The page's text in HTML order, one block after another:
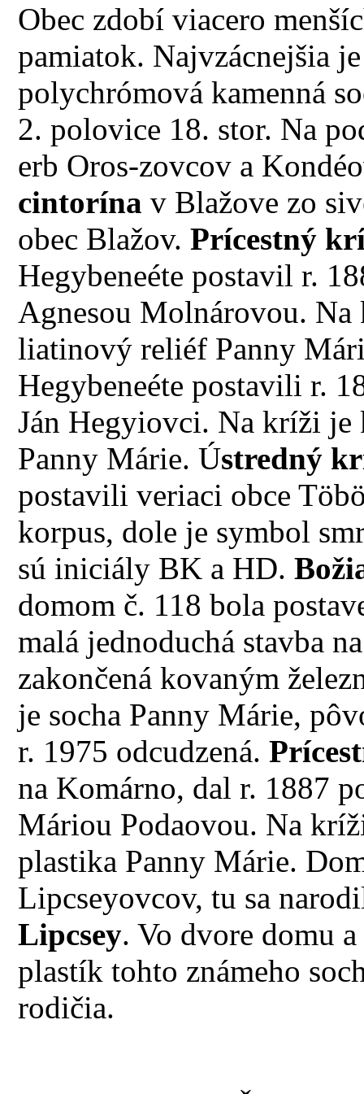
Obec zdobí viacero
pamiatok. Najvzácnejšia
polychrómová kamenná
2. polovice 18. stor. Na
erb Oros-zovcov a
cintorína v Blažove zo
obec Blažov.Prícestný
Hegybeneéte postavil r.
Agnesou Molnárovou.
liatinový reliéf Panny
Hegybeneéte postavili r.
Ján Hegyiovci. Na kríži je
Panny Márie. Ústredný
postavili veriaci obce
korpus, dole je symbol
sú iniciály BK a HD.
domom č. 118 bola
malá jednoduchá stavba
zakončená kovaným
je socha Panny Márie,
r. 1975 odcudzená.
na Komárno, dal r. 1887
Máriou Podaovou. Na
plastika Panny Márie.
Lipcseyovcov, tu sa
Lipcsey. Vo dvore domu
plastík tohto známeho
rodičia.